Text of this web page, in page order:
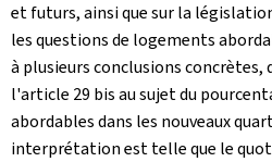
et futurs, ainsi que sur la
les questions de logements
à plusieurs conclusions
l'article 29 bis au sujet du
abordables dans les nouveaux
interprétation est telle que le